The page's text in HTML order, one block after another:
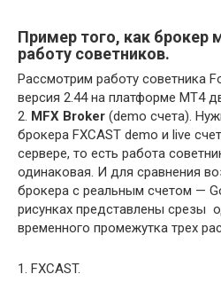
Пример того, как брокер
работу советников.
Рассмотрим работу советника
версия 2.44 на платформе MT4
2. MFX Broker (demo счета).
брокера FXCAST demo и live
сервере, то есть работа
одинаковая. И для сравнения
брокера с реальным счетом —
рисунках представлены срезы
временного промежутка трех
1. FXCAST.